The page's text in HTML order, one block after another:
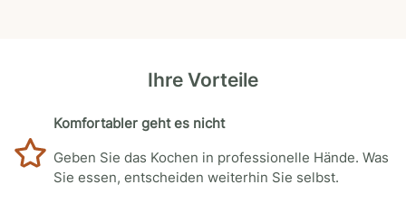
Ihre Vorteile
Komfortabler geht es nicht
Geben Sie das Kochen in professionelle Hände. Was
Sie essen, entscheiden weiterhin Sie selbst.